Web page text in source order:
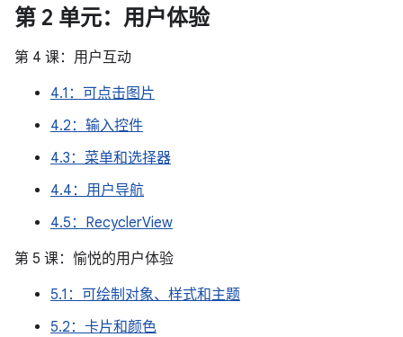
第 2 单元：用户体验
第 4 课：用户互动
4.1：可点击图片
4.2：输入控件
4.3：菜单和选择器
4.4：用户导航
4.5：RecyclerView
第 5 课：愉悦的用户体验
5.1：可绘制对象、样式和主题
5.2：卡片和颜色